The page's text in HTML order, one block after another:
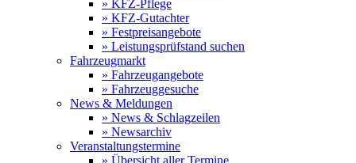
» KFZ-Pflege
» KFZ-Gutachter
» Festpreisangebote
» Leistungsprüfstand suchen
Fahrzeugmarkt
» Fahrzeugangebote
» Fahrzeuggesuche
News & Meldungen
» News & Schlagzeilen
» Newsarchiv
Veranstaltungstermine
» Übersicht aller Termine